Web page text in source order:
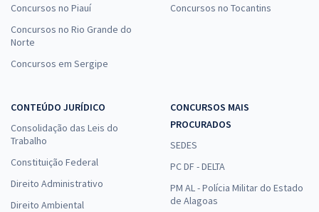
Concursos no Piauí
Concursos no Rio Grande do
Norte
Concursos em Sergipe
Concursos no Tocantins
CONTEÚDO JURÍDICO
Consolidação das Leis do
Trabalho
Constituição Federal
Direito Administrativo
Direito Ambiental
CONCURSOS MAIS
PROCURADOS
SEDES
PC DF - DELTA
PM AL - Polícia Militar do Estado
de Alagoas